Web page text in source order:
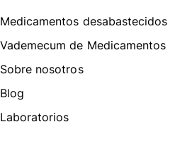
Medicamentos desabastecidos
Vademecum de Medicamentos
Sobre nosotros
Blog
Laboratorios